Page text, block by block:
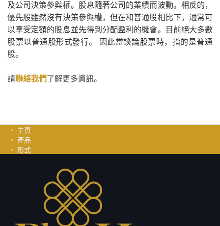
及公司決策參與權。股息隨著公司的業績而波動。相反的，
優先股雖然沒有決策參與權，但在和普通股相比下，通常可
以享受定額的股息並先得到分配盈利的機會。目前絕大多數
股票以普通股形式發行。 因此當談論股票時，指的是普通
股。
請聯絡我們了解更多資訊。
主頁
產品
形式
隱私政策